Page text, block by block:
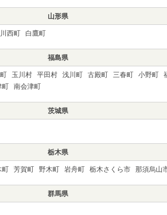
山形県
西町 白鷹町
福島県
玉川村 平田村 浅川町 古殿町 三春町 小野町
町 南会津町
茨城県
栃木県
町 芳賀町 野木町 岩舟町 栃木さくら市 那須烏山
群馬県